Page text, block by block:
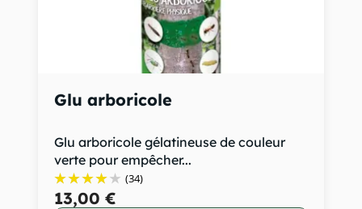
Glu arboricole
Glu arboricole gélatineuse de couleur
verte pour empêcher...
(34)
13,00 €